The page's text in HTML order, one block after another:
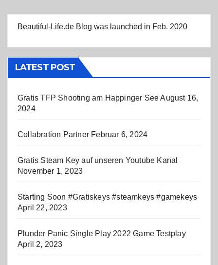
Beautiful-Life.de Blog was launched in Feb. 2020
LATEST POST
Gratis TFP Shooting am Happinger See August 16,
2024
Collabration Partner Februar 6, 2024
Gratis Steam Key auf unseren Youtube Kanal
November 1, 2023
Starting Soon #Gratiskeys #steamkeys #gamekeys
April 22, 2023
Plunder Panic Single Play 2022 Game Testplay
April 2, 2023